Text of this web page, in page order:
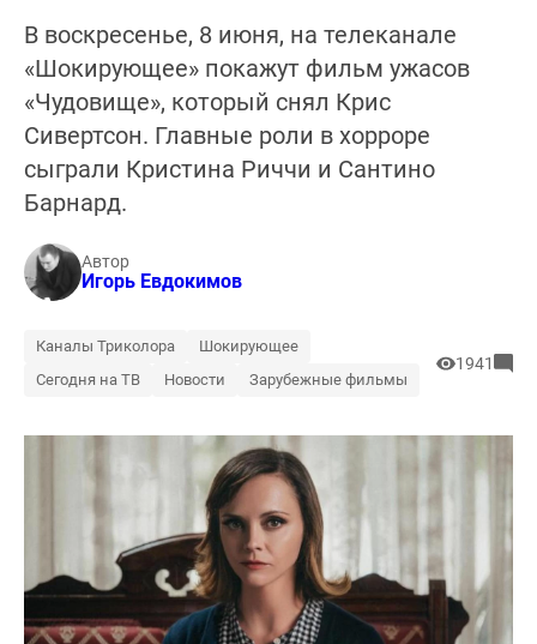
В воскресенье, 8 июня, на телеканале
«Шокирующее» покажут фильм ужасов
«Чудовище», который снял Крис
Сивертсон. Главные роли в хорроре
сыграли Кристина Риччи и Сантино
Барнард.
Автор
Игорь Евдокимов
Каналы Триколора
Шокирующее
Сегодня на ТВ
Новости Зарубежные фильмы
1941